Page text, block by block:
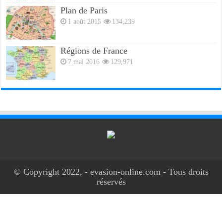
Plan de Paris
1 août 2015 134,239
Régions de France
7 mai 2016 129,971
© Copyright 2022, - evasion-online.com - Tous droits
réservés